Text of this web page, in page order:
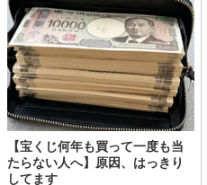
【宝くじ何年も買って一度も当
たらない人へ】原因、はっきり
してます